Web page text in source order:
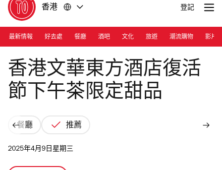
香港 登記
最新情報 好去處 餐廳 酒吧 文化 旅遊 潮流購物 影片
Photograph: Courtesy Mandarin Oriental, Hong Kong
香港文華東方酒店復活
節下午茶限定甜品
餐廳 推薦
2025年4月9日星期三